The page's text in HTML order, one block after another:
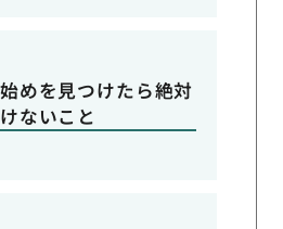
めを見つけたら絶対
ないこと